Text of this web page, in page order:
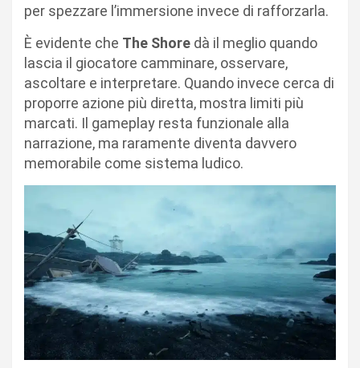
per spezzare l’immersione invece di rafforzarla.
È evidente che The Shore dà il meglio quando
lascia il giocatore camminare, osservare,
ascoltare e interpretare. Quando invece cerca di
proporre azione più diretta, mostra limiti più
marcati. Il gameplay resta funzionale alla
narrazione, ma raramente diventa davvero
memorabile come sistema ludico.